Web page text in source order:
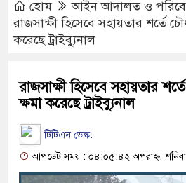
হোম
আইন আদালত ও
রাজসাক্ষী হিসেবে সহায়তার শর্তে
করেছে ট্রাইব্যুনাল
রাজসাক্ষী হিসেবে সহায়তার
ক্ষমা করেছে ট্রাইব্যুনাল
টিটিএন ডেস্ক:
আপডেট সময় : ০৪:০৫:৪২ অপরাহ্ন,